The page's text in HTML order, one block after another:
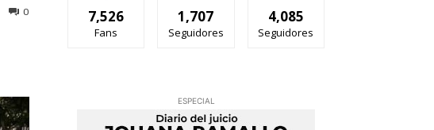
0 7,526
Fans
1,707
Seguidores
4,085
Seguidores
ESPECIAL